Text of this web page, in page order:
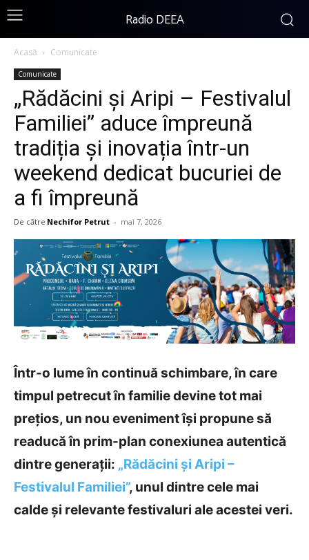
Radio DEEA
Acasă Comunicate
Comunicate
„Rădăcini și Aripi – Festivalul
Familiei” aduce împreună
tradiția și inovația într-un
weekend dedicat bucuriei de
a fi împreună
De către Nechifor Petrut - mai 7, 2026
Într-o lume în continuă schimbare, în care
timpul petrecut în familie devine tot mai
prețios, un nou eveniment își propune să
readucă în prim-plan conexiunea autentică
dintre generații: „Rădăcini și Aripi –
Festivalul Familiei”, unul dintre cele mai
calde și relevante festivaluri ale acestei veri.